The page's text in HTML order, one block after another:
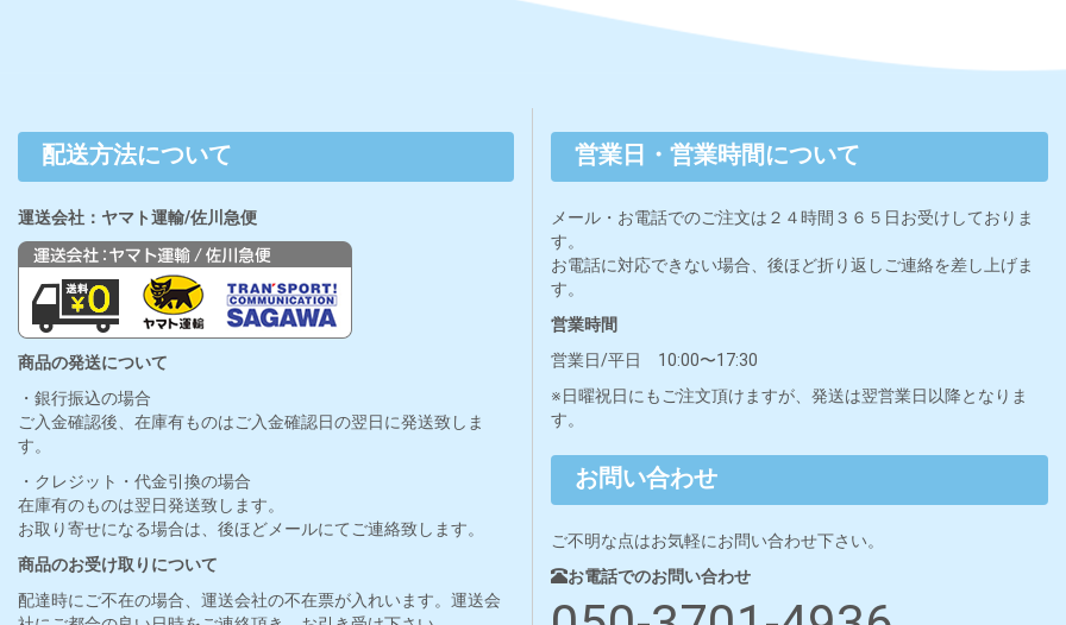
配送方法について
運送会社：ヤマト運輸/佐川急便
商品の発送について
・銀行振込の場合
ご入金確認後、在庫有ものはご入金確認日の翌日に発送致しま
す。
・クレジット・代金引換の場合
在庫有のものは翌日発送致します。
お取り寄せになる場合は、後ほどメールにてご連絡致します。
商品のお受け取りについて
配達時にご不在の場合、運送会社の不在票が入れいます。運送会
営業日・営業時間について
メール・お電話でのご注文は２４時間３６５日お受けしておりま
す。
お電話に対応できない場合、後ほど折り返しご連絡を差し上げま
す。
営業時間
営業日/平日 10:00〜17:30
※日曜祝日にもご注文頂けますが、発送は翌営業日以降となりま
す。
お問い合わせ
ご不明な点はお気軽にお問い合わせ下さい。
お電話でのお問い合わせ